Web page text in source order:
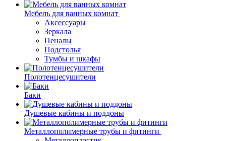
Мебель для ванных комнат
Аксессуары
Зеркала
Пеналы
Подстолья
Тумбы и шкафы
Полотенцесушители
Баки
Душевые кабины и поддоны
Металлополимерные трубы и фитинги